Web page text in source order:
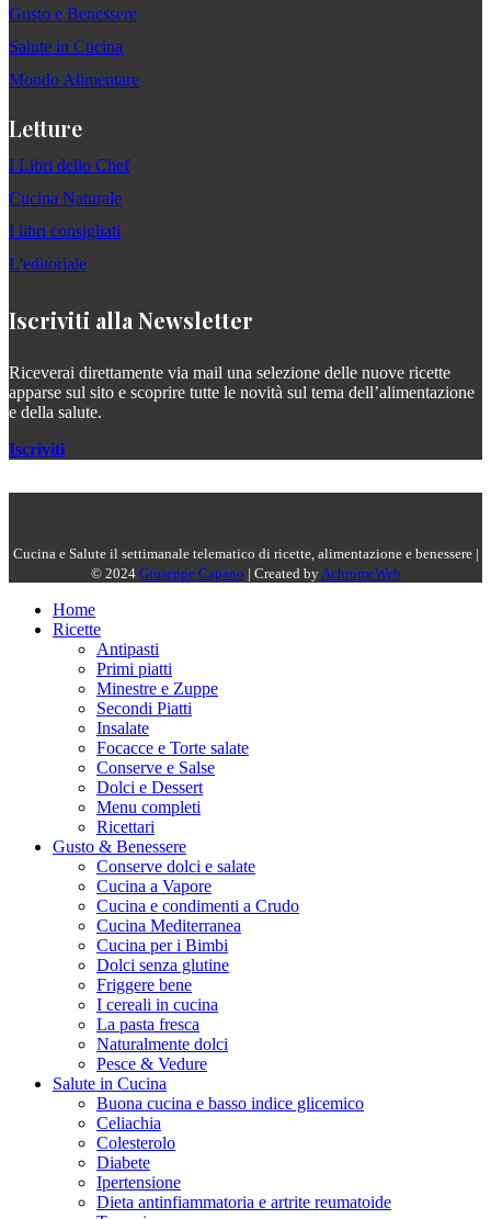
Gusto e Benessere
Salute in Cucina
Mondo Alimentare
Letture
I Libri dello Chef
Cucina Naturale
I libri consigliati
L'editoriale
Iscriviti alla Newsletter
Riceverai direttamente via mail una selezione delle nuove ricette
apparse sul sito e scoprire tutte le novità sul tema dell’alimentazione
e della salute.
Iscriviti
Cucina e Salute il settimanale telematico di ricette, alimentazione e benessere |
© 2024 Giuseppe Capano | Created byAchromeWeb
Home
Ricette
Antipasti
Primi piatti
Minestre e Zuppe
Secondi Piatti
Insalate
Focacce e Torte salate
Conserve e Salse
Dolci e Dessert
Menu completi
Ricettari
Gusto & Benessere
Conserve dolci e salate
Cucina a Vapore
Cucina e condimenti a Crudo
Cucina Mediterranea
Cucina per i Bimbi
Dolci senza glutine
Friggere bene
I cereali in cucina
La pasta fresca
Naturalmente dolci
Pesce & Vedure
Salute in Cucina
Buona cucina e basso indice glicemico
Celiachia
Colesterolo
Diabete
Ipertensione
Dieta antinfiammatoria e artrite reumatoide